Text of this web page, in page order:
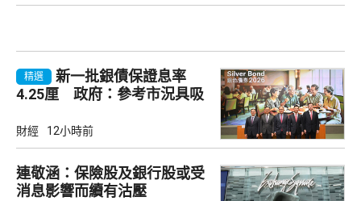
精選
新一批銀債保證息率
4.25厘 政府：參考市況具吸
財經 12小時前
連敬涵：保險股及銀行股或受
消息影響而續有沽壓